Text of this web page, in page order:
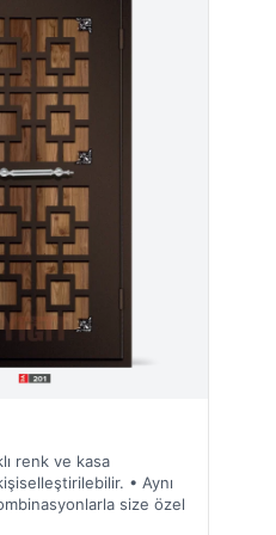
renk ve kasa
• Aynı
size özel